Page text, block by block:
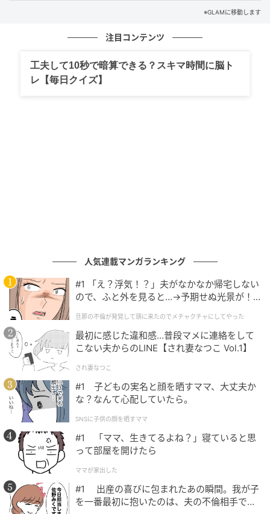
この記録の裏側にあるのは、極めて早い段階で開花し
た驚きです。
アイラさんがIQテストを受けるに至ったきっかけは、
彼女が「わずか2歳で文字を読むことができる」と証明
築されていく過程は、途方もないスケールで進行する
知の爆発と言えます。その特異な才能を正確に測り、
証明しようとした結果が、この圧倒的なIQテストのス
コアとして表れたのです。
参考：Guinness World Records「ギネス世界記録」
おわりに
アイラ・マクナブさんが打ち立てた「2歳195日」とい
う史上最年少メンサ会員の記録は、人間の知能が持つ
可能性の深淵を私たちに突きつけています。
上位1パーセントという圧倒的な知性を持って世界を認
識する彼女の目には、私たちが生きる日常はどのよう
に映っているのでしょうか。
※GLAMに移動します
注目コンテンツ
工夫して10秒で暗算できる？スキマ時間に脳ト
レ【毎日クイズ】
人気連載マンガランキング
#1 「え？浮気！？」夫がなかなか帰宅しない
ので、ふと外を見ると…→予期せぬ光景が！
クチャにしてやった
旦那の不倫が発覚して頭に来たのでメチャクチャにしてやった
最初に感じた違和感…普段マメに連絡をして
こない夫からのLINE【され妻なつこ Vol.1】
され妻なつこ
#1 子どもの実名と顔を晒すママ、大丈夫か
な？なんて心配していたら。
SNSに子供の顔を晒すママ
#1 「ママ、生きてるよね？」寝ていると思
って部屋を開けたら
ママが家出した
#1 出産の喜びに包まれたあの瞬間。我が子
を一番最初に抱いたのは、夫の不倫相手でし